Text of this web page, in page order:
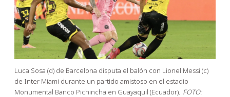
Luca Sosa (d) de Barcelona disputa el balón con Lionel Messi (c)
de Inter Miami durante un partido amistoso en el estadio
Monumental Banco Pichincha en Guayaquil (Ecuador). FOTO: